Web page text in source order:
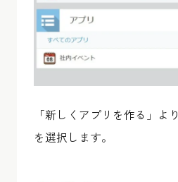
「新しくアプリを作る」よ
を選択します。